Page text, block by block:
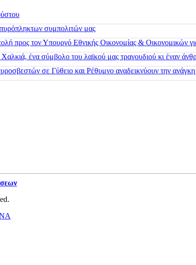
συμπολιτών μας
προς τον Υπουργό Εθνικής Οικονομίας &
ένα σύμβολο του λαϊκού μας τραγουδιού κι έναν
σε Γύθειο και Ρέθυμνο αναδεικνύουν την